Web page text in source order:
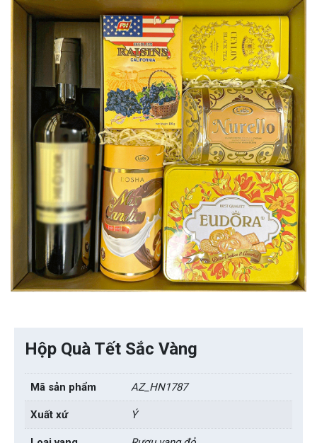
Hộp Quà Tết Sắc Vàng
Mã sản phẩm AZ_HN1787
Xuất xứ Ý